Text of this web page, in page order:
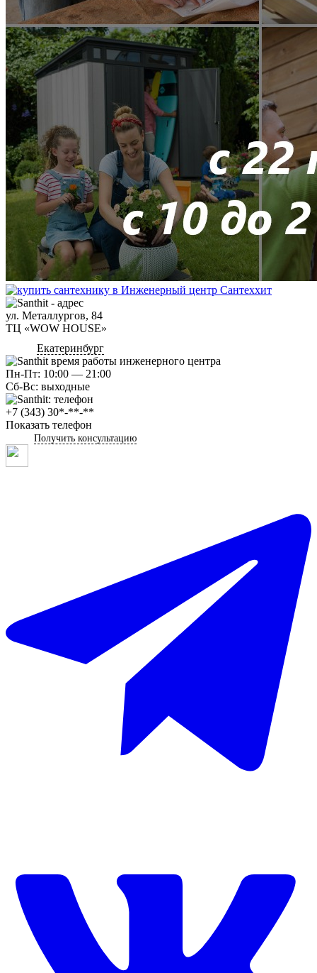
ул. Металлургов, 84
ТЦ «WOW HOUSE»
Екатеринбург
Пн-Пт: 10:00 — 21:00
Сб-Вс: выходные
+7 (343) 30*-**-**
Показать телефон
Получить консультацию